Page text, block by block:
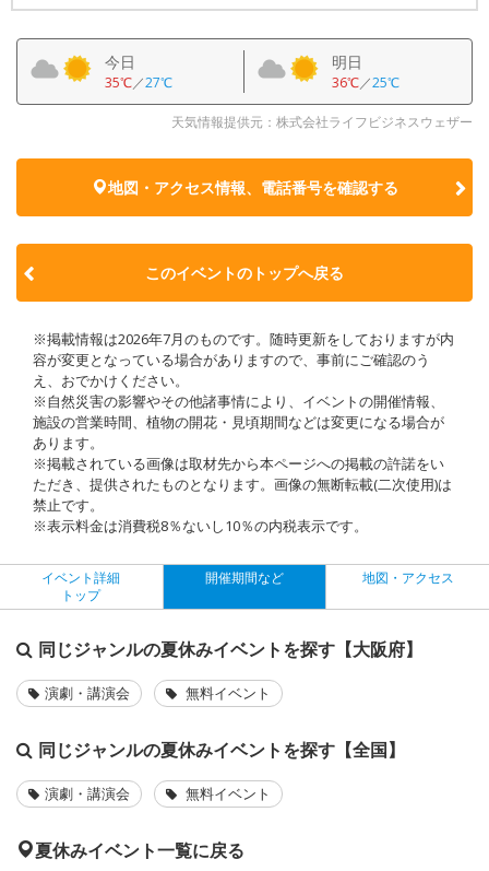
今日
35℃／27℃
明日
36℃／25℃
天気情報提供元：株式会社ライフビジネスウェザー
地図・アクセス情報、電話番号を確認する
このイベントのトップへ戻る
※掲載情報は2026年7月のものです。随時更新をしておりますが内
容が変更となっている場合がありますので、事前にご確認のう
え、おでかけください。
※自然災害の影響やその他諸事情により、イベントの開催情報、
施設の営業時間、植物の開花・見頃期間などは変更になる場合が
あります。
※掲載されている画像は取材先から本ページへの掲載の許諾をい
ただき、提供されたものとなります。画像の無断転載(二次使用)は
禁止です。
※表示料金は消費税8％ないし10％の内税表示です。
イベント詳細
トップ
開催期間など 地図・アクセス
同じジャンルの夏休みイベントを探す【大阪府】
演劇・講演会 無料イベント
同じジャンルの夏休みイベントを探す【全国】
演劇・講演会 無料イベント
夏休みイベント一覧に戻る